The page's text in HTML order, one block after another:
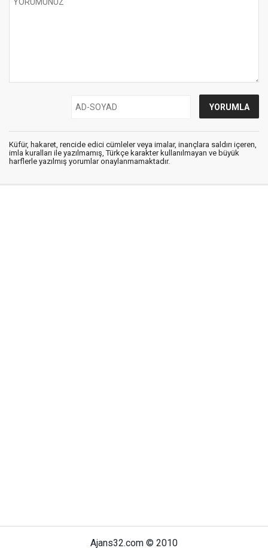
Küfür, hakaret, rencide edici cümleler veya imalar, inançlara saldırı içeren,
imla kuralları ile yazılmamış, Türkçe karakter kullanılmayan ve büyük
harflerle yazılmış yorumlar onaylanmamaktadır.
Ajans32.com © 2010